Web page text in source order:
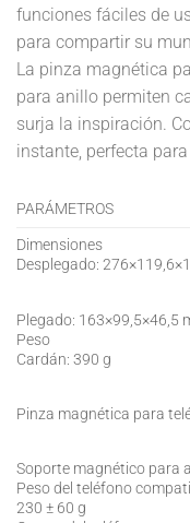
funciones fáciles de
para compartir su
La pinza magnética
para anillo permiten
surja la inspiración.
instante, perfecta
PARÁMETROS
Dimensiones
Desplegado:
Plegado: 163×99,5×46,5
Peso
Cardán: 390 g
Pinza magnética para
Soporte magnético para
Peso del teléfono
230 ± 60 g